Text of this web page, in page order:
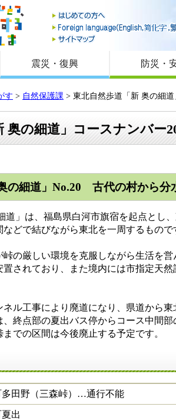
震災・復興 防災・
す > 自然保護課 > 東北自然歩道「新 奥の細
奥の細道」コースナンバー
の細道」No.20 古代の村から分
」は、福島県白河市旗宿を起点とし
どで結びながら東北を一周するもので
の厳しい環境を克服しながら生活を
されており、また境内には市指定天然
ル工事により廃道になり、県道から東
終点部の夏出バス停からコース中間部
での区間は今後廃止する予定です。
多田野（三森峠）…通行不能
出